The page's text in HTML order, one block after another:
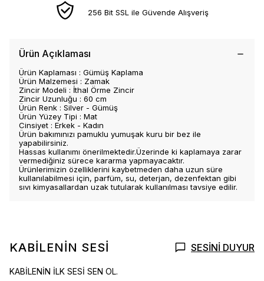
256 Bit SSL ile Güvende Alışveriş
Ürün Açıklaması
Ürün Kaplaması : Gümüş Kaplama
Ürün Malzemesi : Zamak
Zincir Modeli : İthal Örme Zincir
Zincir Uzunluğu : 60 cm
Ürün Renk : Silver - Gümüş
Ürün Yüzey Tipi : Mat
Cinsiyet : Erkek - Kadın
Ürün bakımınızı pamuklu yumuşak kuru bir bez ile
yapabilirsiniz.
Hassas kullanımı önerilmektedir.Üzerinde ki kaplamaya zarar
vermediğiniz sürece kararma yapmayacaktır.
Ürünlerimizin özelliklerini kaybetmeden daha uzun süre
kullanılabilmesi için, parfüm, su, deterjan, dezenfektan gibi
sıvı kimyasallardan uzak tutularak kullanılması tavsiye edilir.
KABİLENİN SESİ SESİNİ DUYUR
KABİLENİN İLK SESİ SEN OL.